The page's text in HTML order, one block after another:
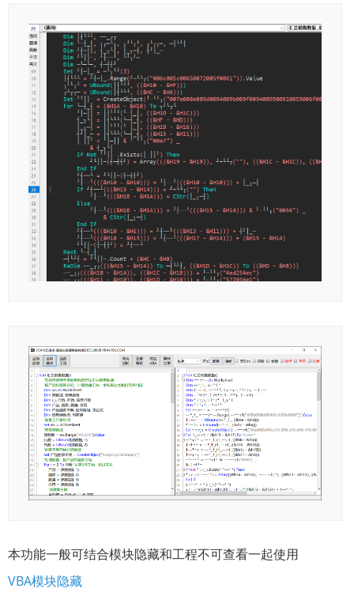
本功能一般可结合模块隐藏和工程不可查看一起使用
VBA模块隐藏